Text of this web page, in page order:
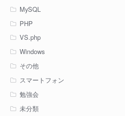
MySQL
PHP
VS.php
Windows
その他
スマートフォン
勉強会
未分類